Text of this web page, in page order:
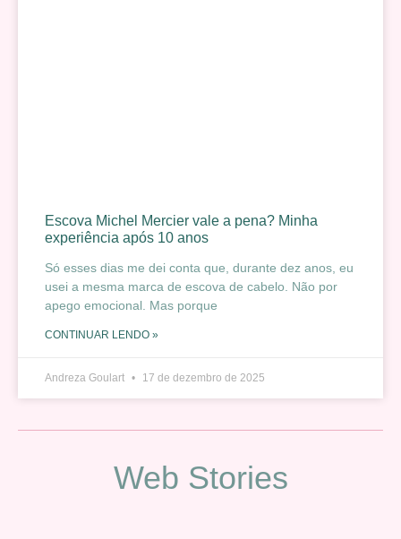
Escova Michel Mercier vale a pena? Minha
experiência após 10 anos
Só esses dias me dei conta que, durante dez anos, eu
usei a mesma marca de escova de cabelo. Não por
apego emocional. Mas porque
CONTINUAR LENDO »
Andreza Goulart 17 de dezembro de 2025
Web Stories